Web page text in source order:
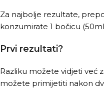
Za najbolje rezultate,
konzumirate 1 bočicu
Prvi rezultati?
Razliku možete vidjeti već
možete primijetiti nakon